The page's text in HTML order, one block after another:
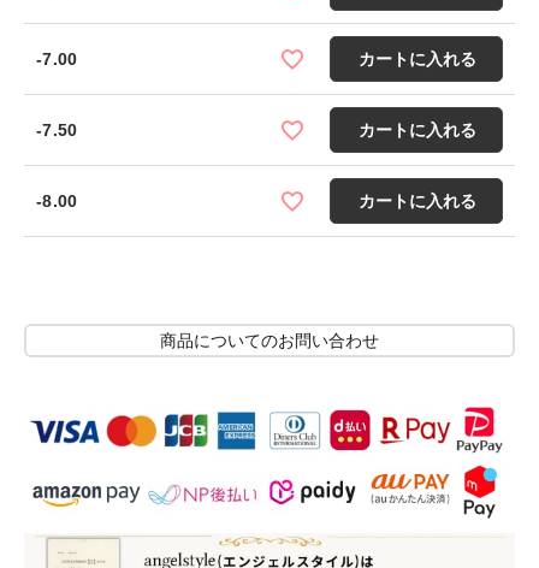
-7.00 カートに入れる
-7.50 カートに入れる
-8.00 カートに入れる
商品についてのお問い合わせ